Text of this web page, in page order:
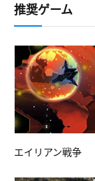
推奨ゲーム
エイリアン戦争